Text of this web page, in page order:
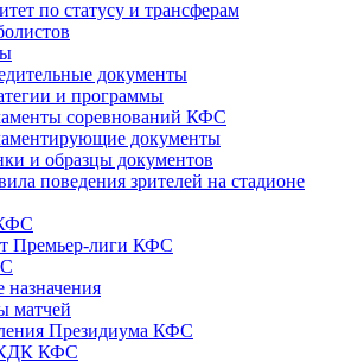
по статусу и трансферам
документы
и программы
соревнований КФС
документы
и образцы документов
поведения зрителей на стадионе
Премьер-лиги КФС
назначения
матчей
Президиума КФС
КФС